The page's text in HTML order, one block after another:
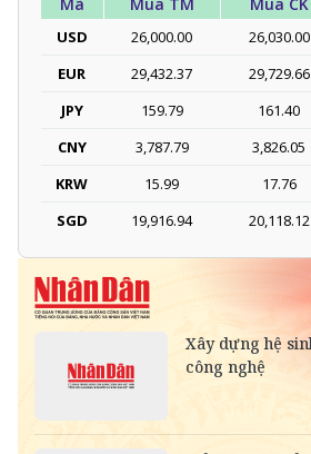
Mã Mua TM Mua CK
USD 26,000.00 26,030.00
EUR
29,432.37 29,729.66
JPY
159.79 161.40
CNY
3,787.79 3,826.05
KRW
15.99 17.76
SGD
19,916.94 20,118.12
DKK
- 3,966.64
THB
SEK
2,702.79
SAR
6,945.42
NOK
- 2,697.17